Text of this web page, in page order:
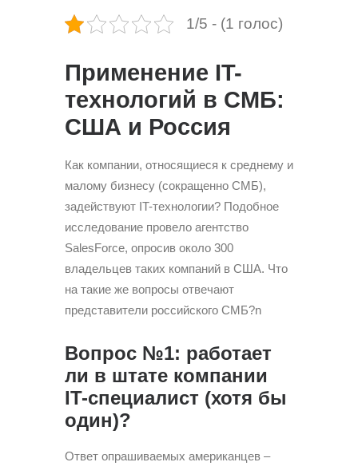
1/5 - (1 голос)
Применение IT-
технологий в СМБ:
США и Россия
Как компании, относящиеся к среднему и
малому бизнесу (сокращенно СМБ),
задействуют IT-технологии? Подобное
исследование провело агентство
SalesForce, опросив около 300
владельцев таких компаний в США. Что
на такие же вопросы отвечают
представители российского СМБ?n
Вопрос №1: работает
ли в штате компании
IT-специалист (хотя бы
один)?
Ответ опрашиваемых американцев –